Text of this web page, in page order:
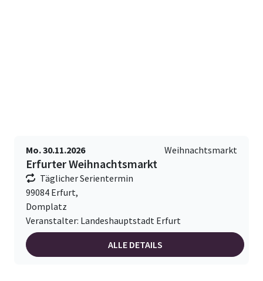
Mo. 30.11.2026 Weihnachtsmarkt
Erfurter Weihnachtsmarkt
Täglicher Serientermin
99084 Erfurt,
Domplatz
Veranstalter: Landeshauptstadt Erfurt
ALLE DETAILS